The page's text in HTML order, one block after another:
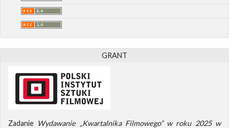
GRANT
Zadanie Wydawanie „Kwartalnika Filmowego” w roku 2025 w